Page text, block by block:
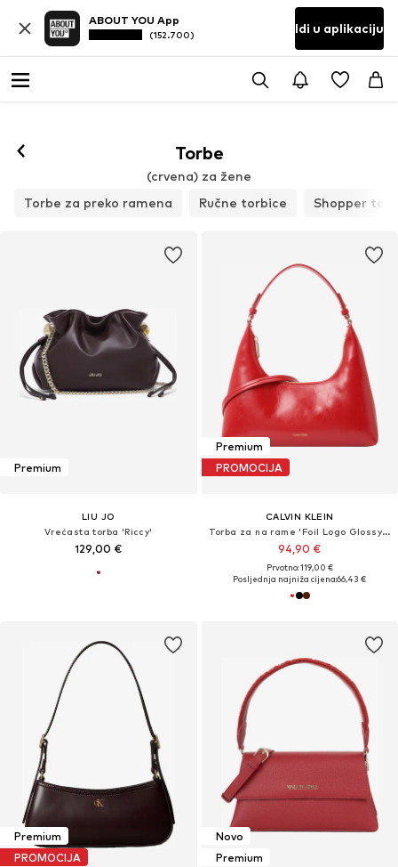
ABOUT YOU App
(152.700) Idi u aplikaciju
Torbe
(crvena) za žene
Torbe za preko ramena
Ručne torbice Shopper
Premium
LIU JO
Vrećasta torba 'Riccy'
129,00 €
Premium
PROMOCIJA
CALVIN KLEIN
Torba za na rame 'Foil Logo Glossy Shoulder'
94,90 €
Prvotno: 119,00 €
Posljednja najniža cijena:66,43 €
Premium
PROMOCIJA
Novo
Premium